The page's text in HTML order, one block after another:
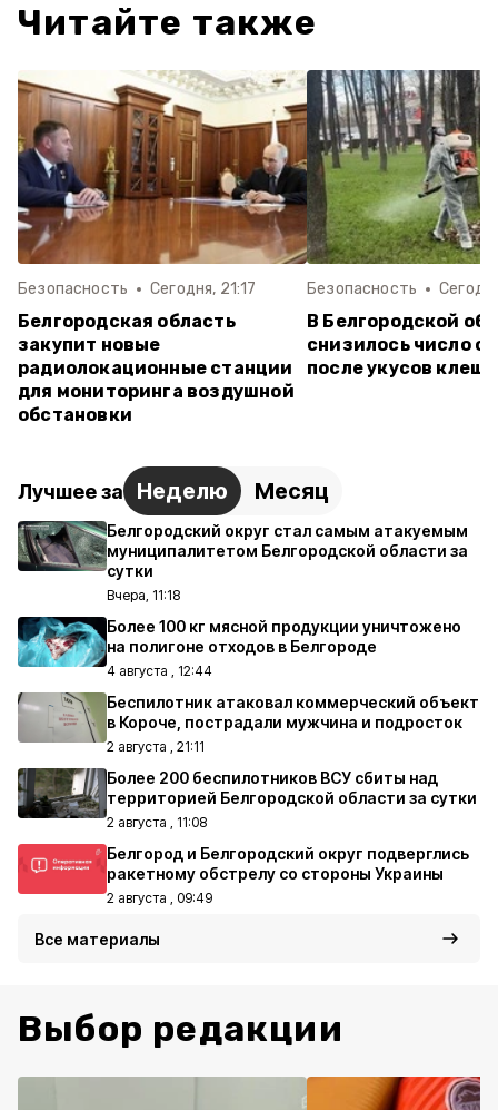
Читайте также
Безопасность Сегодня, 21:17
Белгородская область
закупит новые
радиолокационные станции
для мониторинга воздушной
обстановки
Безопасность
В Белгородской
снизилось число
после укусов
Лучшее за Неделю Месяц
Белгородский округ стал самым атакуемым
муниципалитетом Белгородской области за
сутки
Вчера, 11:18
Более 100 кг мясной продукции уничтожено
на полигоне отходов в Белгороде
4 августа , 12:44
Беспилотник атаковал коммерческий объект
в Короче, пострадали мужчина и подросток
2 августа , 21:11
Более 200 беспилотников ВСУ сбиты над
территорией Белгородской области за сутки
2 августа , 11:08
Белгород и Белгородский округ подверглись
ракетному обстрелу со стороны Украины
2 августа , 09:49
Все материалы
Выбор редакции